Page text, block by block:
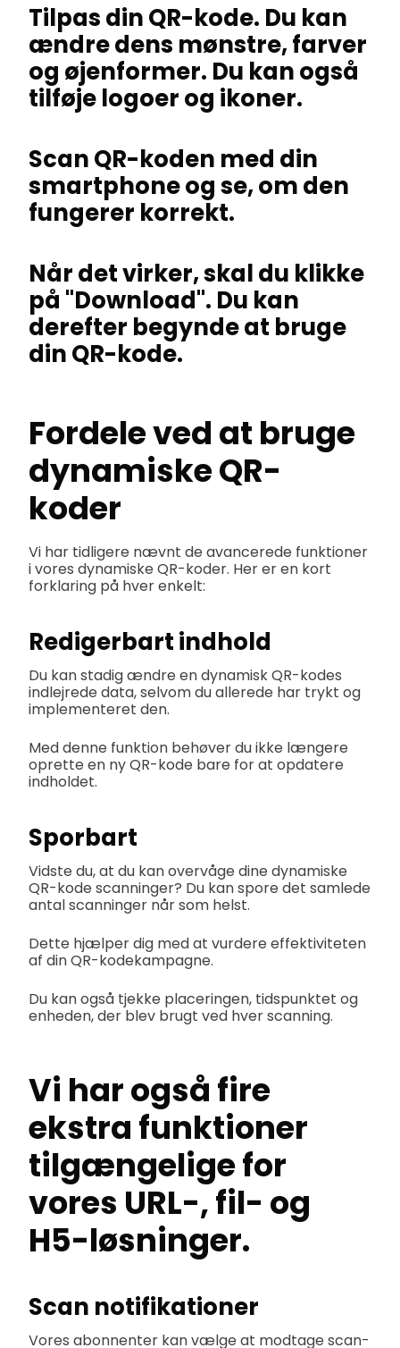
Tilpas din QR-kode. Du kan
ændre dens mønstre, farver
og øjenformer. Du kan også
tilføje logoer og ikoner.
Scan QR-koden med din
smartphone og se, om den
fungerer korrekt.
Når det virker, skal du klikke
på "Download". Du kan
derefter begynde at bruge
din QR-kode.
Fordele ved at bruge
dynamiske QR-
koder
Vi har tidligere nævnt de avancerede funktioner
i vores dynamiske QR-koder. Her er en kort
forklaring på hver enkelt:
Redigerbart indhold
Du kan stadig ændre en dynamisk QR-kodes
indlejrede data, selvom du allerede har trykt og
implementeret den.
Med denne funktion behøver du ikke længere
oprette en ny QR-kode bare for at opdatere
indholdet.
Sporbart
Vidste du, at du kan overvåge dine dynamiske
QR-kode scanninger? Du kan spore det samlede
antal scanninger når som helst.
Dette hjælper dig med at vurdere effektiviteten
af din QR-kodekampagne.
Du kan også tjekke placeringen, tidspunktet og
enheden, der blev brugt ved hver scanning.
Vi har også fire
ekstra funktioner
tilgængelige for
vores URL-, fil- og
H5-løsninger.
Scan notifikationer
Vores abonnenter kan vælge at modtage scan-